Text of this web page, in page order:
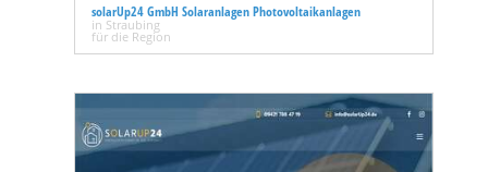
solarUp24 GmbH Solaranlagen Photovoltaikanlagen
in Straubing
für die Region